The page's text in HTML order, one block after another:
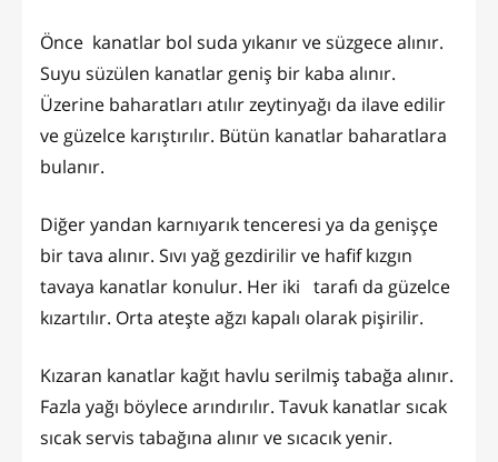
Önce kanatlar bol suda yıkanır ve süzgece alınır.
Suyu süzülen kanatlar geniş bir kaba alınır.
Üzerine baharatları atılır zeytinyağı da ilave edilir
ve güzelce karıştırılır. Bütün kanatlar baharatlara
bulanır.
Diğer yandan karnıyarık tenceresi ya da genişçe
bir tava alınır. Sıvı yağ gezdirilir ve hafif kızgın
tavaya kanatlar konulur. Her iki tarafı da güzelce
kızartılır. Orta ateşte ağzı kapalı olarak pişirilir.
Kızaran kanatlar kağıt havlu serilmiş tabağa alınır.
Fazla yağı böylece arındırılır. Tavuk kanatlar sıcak
sıcak servis tabağına alınır ve sıcacık yenir.